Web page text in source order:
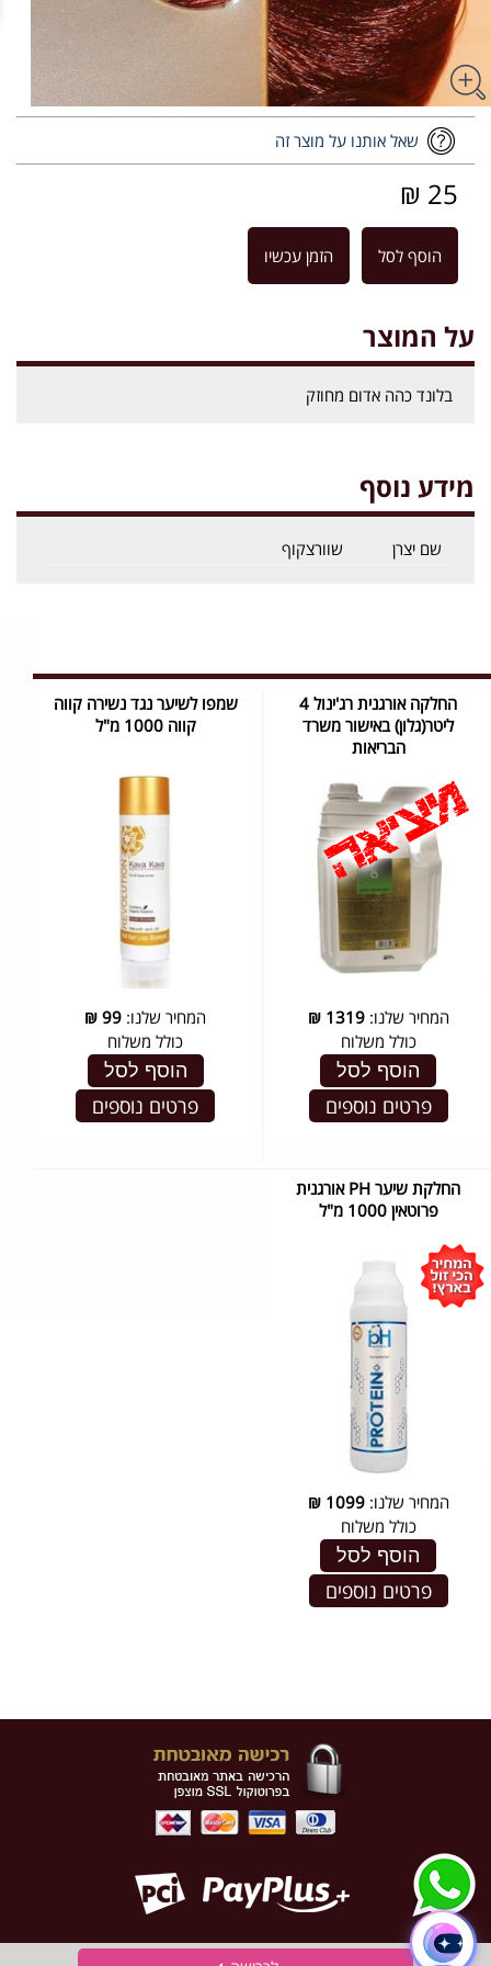
שאל אותנו על מוצר זה
25 ₪
הוסף לסל הזמן עכשיו
על המוצר
בלונד כהה אדום מחוזק
מידע נוסף
שם יצרן שוורצקוף
החלקה אורגנית רג'ינול 4
ליטר(גלון) באישור משרד
הבריאות
המחיר שלנו:1319
₪
כולל משלוח
הוסף לסל
פרטים נוספים
שמפו לשיער נגד נשירה קווה
קווה 1000 מ"ל
המחיר שלנו: 99
₪
כולל משלוח
הוסף לסל
פרטים נוספים
החלקת שיער PH אורגנית
פרוטאין 1000 מ"ל
המחיר שלנו:1099
₪
כולל משלוח
הוסף לסל
פרטים נוספים